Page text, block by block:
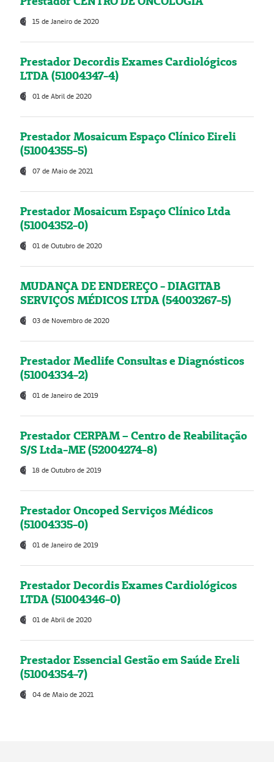
15 de Janeiro de 2020
Prestador Decordis Exames Cardiológicos
LTDA (51004347-4)
01 de Abril de 2020
Prestador Mosaicum Espaço Clínico Eireli
(51004355-5)
07 de Maio de 2021
Prestador Mosaicum Espaço Clínico Ltda
(51004352-0)
01 de Outubro de 2020
MUDANÇA DE ENDEREÇO - DIAGITAB
SERVIÇOS MÉDICOS LTDA (54003267-5)
03 de Novembro de 2020
Prestador Medlife Consultas e Diagnósticos
(51004334-2)
01 de Janeiro de 2019
Prestador CERPAM – Centro de Reabilitação
S/S Ltda-ME (52004274-8)
18 de Outubro de 2019
Prestador Oncoped Serviços Médicos
(51004335-0)
01 de Janeiro de 2019
Prestador Decordis Exames Cardiológicos
LTDA (51004346-0)
01 de Abril de 2020
Prestador Essencial Gestão em Saúde Ereli
(51004354-7)
04 de Maio de 2021